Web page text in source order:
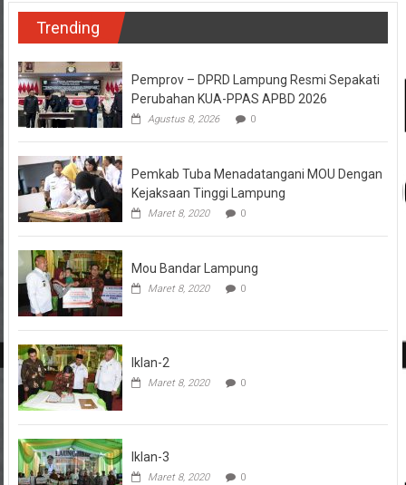
Trending
Pemprov – DPRD Lampung Resmi Sepakati
Perubahan KUA-PPAS APBD 2026
Agustus 8, 2026 0
Pemkab Tuba Menadatangani MOU Dengan
Kejaksaan Tinggi Lampung
Maret 8, 2020 0
Mou Bandar Lampung
Maret 8, 2020 0
Iklan-2
Maret 8, 2020 0
Iklan-3
Maret 8, 2020 0